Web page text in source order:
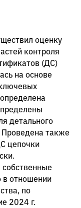
оценку
контроля
(ДС)
на основе
детального
Проведена также
цепочки
в отношении
по
2024 г.